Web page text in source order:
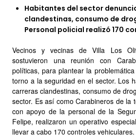
Habitantes del sector
clandestinas, consumo de
Personal policial realizó 170
Vecinos y vecinas de Villa Los
sostuvieron una reunión con
políticas, para plantear la
torno a la seguridad en el sector. Los
carreras clandestinas, consumo de
sector. Es así como Carabineros de la
con apoyo de la personal de la
Felipe, realizaron un operativo
llevar a cabo 170 controles vehiculares.